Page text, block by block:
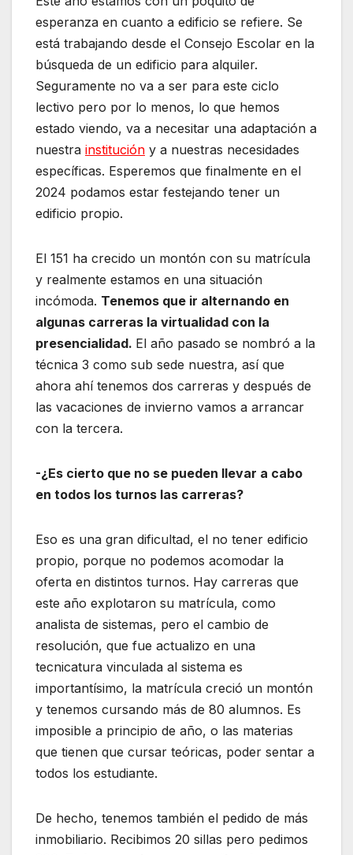
esperanza en cuanto a edificio se refiere. Se
está trabajando desde el Consejo Escolar en la
búsqueda de un edificio para alquiler.
Seguramente no va a ser para este ciclo
lectivo pero por lo menos, lo que hemos
estado viendo, va a necesitar una adaptación a
nuestra institución y a nuestras necesidades
específicas. Esperemos que finalmente en el
2024 podamos estar festejando tener un
edificio propio.
El 151 ha crecido un montón con su matrícula
y realmente estamos en una situación
incómoda. Tenemos que ir alternando en
algunas carreras la virtualidad con la
presencialidad. El año pasado se nombró a la
técnica 3 como sub sede nuestra, así que
ahora ahí tenemos dos carreras y después de
las vacaciones de invierno vamos a arrancar
con la tercera.
-¿Es cierto que no se pueden llevar a cabo
en todos los turnos las carreras?
Eso es una gran dificultad, el no tener edificio
propio, porque no podemos acomodar la
oferta en distintos turnos. Hay carreras que
este año explotaron su matrícula, como
analista de sistemas, pero el cambio de
resolución, que fue actualizo en una
tecnicatura vinculada al sistema es
importantísimo, la matrícula creció un montón
y tenemos cursando más de 80 alumnos. Es
imposible a principio de año, o las materias
que tienen que cursar teóricas, poder sentar a
todos los estudiante.
De hecho, tenemos también el pedido de más
inmobiliario. Recibimos 20 sillas pero pedimos